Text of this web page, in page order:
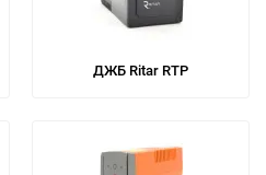
ДЖБ Ritar RTP